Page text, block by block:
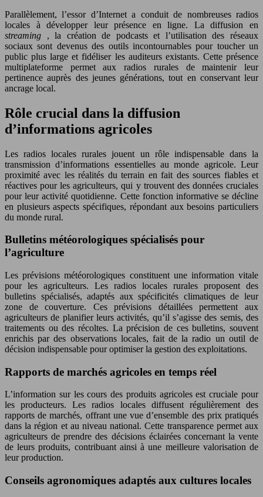
Parallèlement, l’essor d’Internet a conduit de nombreuses radios
locales à développer leur présence en ligne. La diffusion en
streaming , la création de podcasts et l’utilisation des réseaux
sociaux sont devenus des outils incontournables pour toucher un
public plus large et fidéliser les auditeurs existants. Cette présence
multiplateforme permet aux radios rurales de maintenir leur
pertinence auprès des jeunes générations, tout en conservant leur
ancrage local.
Rôle crucial dans la diffusion
d’informations agricoles
Les radios locales rurales jouent un rôle indispensable dans la
transmission d’informations essentielles au monde agricole. Leur
proximité avec les réalités du terrain en fait des sources fiables et
réactives pour les agriculteurs, qui y trouvent des données cruciales
pour leur activité quotidienne. Cette fonction informative se décline
en plusieurs aspects spécifiques, répondant aux besoins particuliers
du monde rural.
Bulletins météorologiques spécialisés pour
l’agriculture
Les prévisions météorologiques constituent une information vitale
pour les agriculteurs. Les radios locales rurales proposent des
bulletins spécialisés, adaptés aux spécificités climatiques de leur
zone de couverture. Ces prévisions détaillées permettent aux
agriculteurs de planifier leurs activités, qu’il s’agisse des semis, des
traitements ou des récoltes. La précision de ces bulletins, souvent
enrichis par des observations locales, fait de la radio un outil de
décision indispensable pour optimiser la gestion des exploitations.
Rapports de marchés agricoles en temps réel
L’information sur les cours des produits agricoles est cruciale pour
les producteurs. Les radios locales diffusent régulièrement des
rapports de marchés, offrant une vue d’ensemble des prix pratiqués
dans la région et au niveau national. Cette transparence permet aux
agriculteurs de prendre des décisions éclairées concernant la vente
de leurs produits, contribuant ainsi à une meilleure valorisation de
leur production.
Conseils agronomiques adaptés aux cultures locales